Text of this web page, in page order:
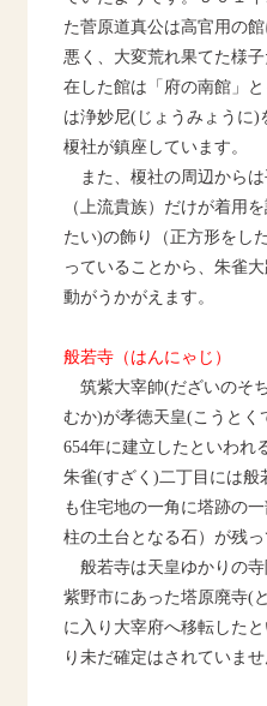
た菅原道真公は高官用の
悪く、大変荒れ果てた様
在した館は「府の南館」
は浄妙尼( じょうみょうに)
榎社が鎮座しています。
また、榎社の周辺から
（上流貴族）だけが着用
たい)の飾り（正方形をし
っていることから、朱雀
動がうかがえます。
般若寺（はんにゃじ）
筑紫大宰帥(だざいのそ
むか)が孝徳天皇(こうとく
654年に建立したといわれ
朱雀(すざく) 二丁目には般
も住宅地の一角に塔跡の
柱の土台となる石）が残っ
般若寺は天皇ゆかりの
紫野市にあった塔原廃寺(
に入り大宰府へ移転した
り未だ確定はされていませ